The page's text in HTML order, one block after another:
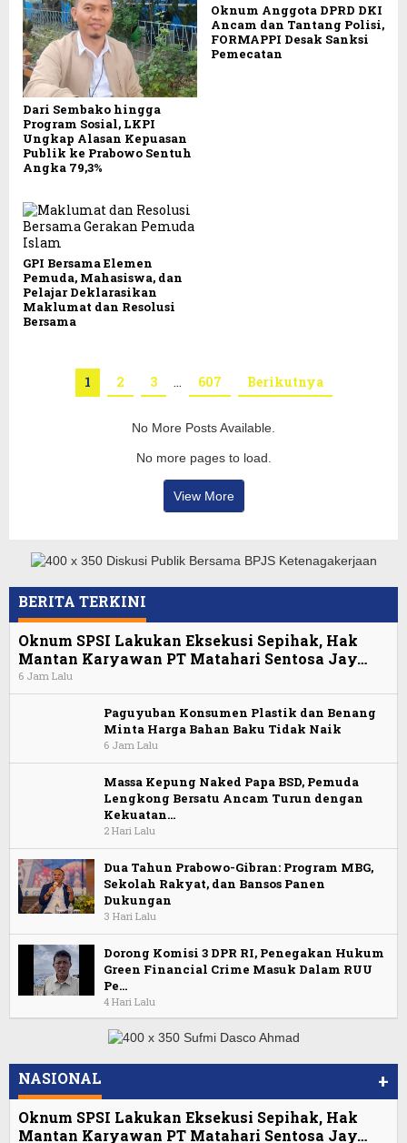
Dari Sembako hingga
Program Sosial, LKPI
Ungkap Alasan Kepuasan
Publik ke Prabowo Sentuh
Angka 79,3%
Oknum Anggota DPRD DKI
Ancam dan Tantang Polisi,
FORMAPPI Desak Sanksi
Pemecatan
GPI Bersama Elemen
Pemuda, Mahasiswa, dan
Pelajar Deklarasikan
Maklumat dan Resolusi
Bersama
1 2 3 … 607 Berikutnya
No More Posts Available.
No more pages to load.
View More
BERITA TERKINI
Oknum SPSI Lakukan Eksekusi Sepihak, Hak
Mantan Karyawan PT Matahari Sentosa Jay…
6 Jam Lalu
Paguyuban Konsumen Plastik dan Benang
Minta Harga Bahan Baku Tidak Naik
6 Jam Lalu
Massa Kepung Naked Papa BSD, Pemuda
Lengkong Bersatu Ancam Turun dengan
Kekuatan…
2 Hari Lalu
Dua Tahun Prabowo-Gibran: Program MBG,
Sekolah Rakyat, dan Bansos Panen
Dukungan
3 Hari Lalu
Dorong Komisi 3 DPR RI, Penegakan Hukum
Green Financial Crime Masuk Dalam RUU
Pe…
4 Hari Lalu
NASIONAL +
Oknum SPSI Lakukan Eksekusi Sepihak, Hak
Mantan Karyawan PT Matahari Sentosa Jay…